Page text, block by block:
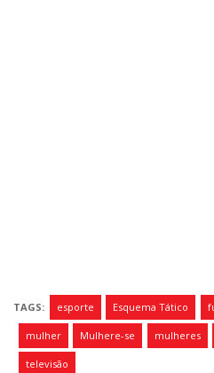
TAGS: esporte Esquema Tático
mulher Mulhere-se mulheres
televisão